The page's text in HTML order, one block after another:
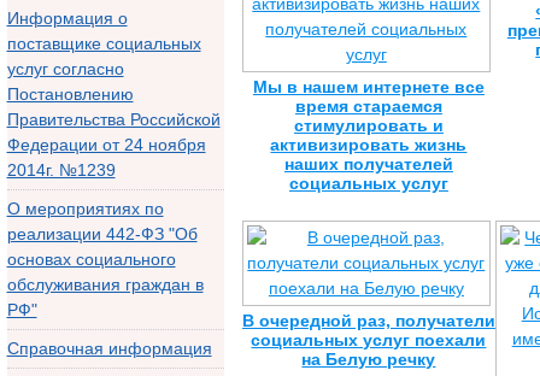
Информация о
поставщике социальных
услуг согласно
Постановлению
Правительства Российской
Федерации от 24 ноября
2014г. №1239
О мероприятиях по
реализации 442-ФЗ "Об
основах социального
обслуживания граждан в
РФ"
Справочная информация
Мы в нашем интернете все
время стараемся
стимулировать и
активизировать жизнь
наших получателей
социальных услуг
В очередной раз, получатели
социальных услуг поехали
на Белую речку